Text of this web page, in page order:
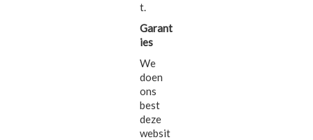
t.
Garant
ies
We
doen
ons
best
deze
websit